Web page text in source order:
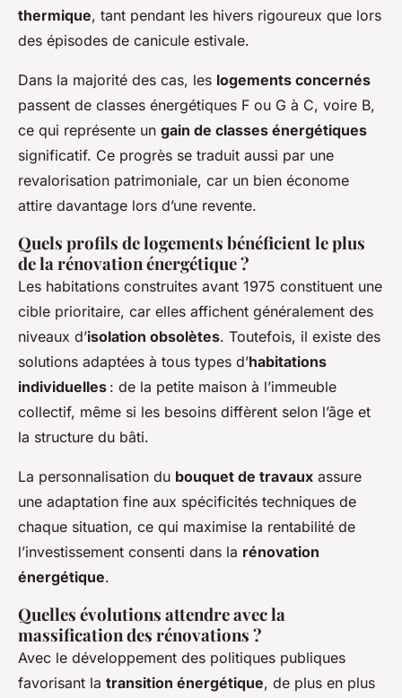
thermique, tant pendant les hivers rigoureux que lors
des épisodes de canicule estivale.
Dans la majorité des cas, les logements concernés
passent de classes énergétiques F ou G à C, voire B,
ce qui représente un gain de classes énergétiques
significatif. Ce progrès se traduit aussi par une
revalorisation patrimoniale, car un bien économe
attire davantage lors d’une revente.
Quels profils de logements bénéficient le plus
de la rénovation énergétique ?
Les habitations construites avant 1975 constituent une
cible prioritaire, car elles affichent généralement des
niveaux d’isolation obsolètes. Toutefois, il existe des
solutions adaptées à tous types d’habitations
individuelles : de la petite maison à l’immeuble
collectif, même si les besoins diffèrent selon l’âge et
la structure du bâti.
La personnalisation du bouquet de travaux assure
une adaptation fine aux spécificités techniques de
chaque situation, ce qui maximise la rentabilité de
l’investissement consenti dans la rénovation
énergétique.
Quelles évolutions attendre avec la
massification des rénovations ?
Avec le développement des politiques publiques
favorisant la transition énergétique, de plus en plus